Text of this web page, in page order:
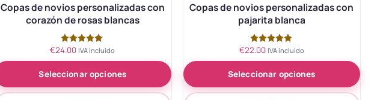
Copas de novios personalizadas con
corazón de rosas blancas
Valorado
de 5
€24.00 IVA incluido
Seleccionar opciones
Copas de novios personalizadas con
pajarita blanca
Valorado
de 5
€22.00 IVA incluido
Seleccionar opciones